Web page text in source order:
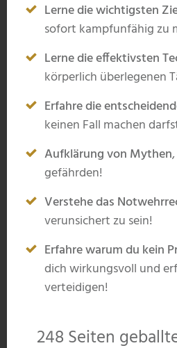
Lerne die wichtigsten
sofort kampfunfähig zu
Lerne die effektivsten
körperlich überlegenen
Erfahre die
keinen Fall machen
Aufklärung von Mythen
gefährden!
Verstehe das
verunsichert zu sein!
Erfahre warum du kein
dich wirkungsvoll und
verteidigen!
248 Seiten